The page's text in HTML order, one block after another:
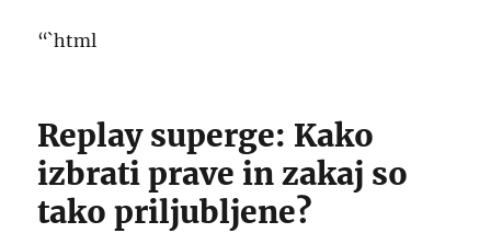
“`html
Replay superge: Kako
izbrati prave in zakaj so
tako priljubljene?